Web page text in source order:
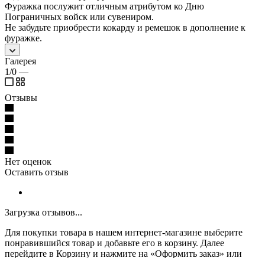
Фуражка послужит отличным атрибутом ко Дню
Пограничных войск или сувениром.
Не забудьте приобрести кокарду и ремешок в дополнение к
фуражке.
Галерея
1/0 —
Отзывы
Нет оценок
Оставить отзыв
Загрузка отзывов...
Для покупки товара в нашем интернет-магазине выберите
понравившийся товар и добавьте его в корзину. Далее
перейдите в Корзину и нажмите на «Оформить заказ» или